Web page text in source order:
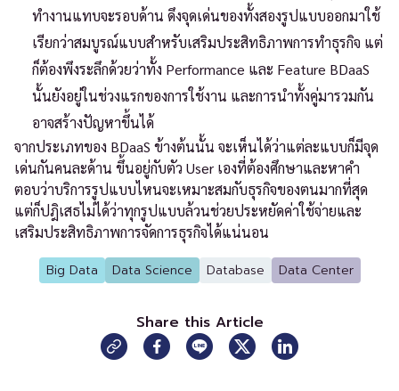
ทำงานแทบจะรอบด้าน ดึงจุดเด่นของทั้งสองรูปแบบออกมาใช้
เรียกว่าสมบูรณ์แบบสำหรับเสริมประสิทธิภาพการทำธุรกิจ แต่
ก็ต้องพึงระลึกด้วยว่าทั้ง Performance และ Feature BDaaS
นั้นยังอยู่ในช่วงแรกของการใช้งาน และการนำทั้งคู่มารวมกัน
อาจสร้างปัญหาขึ้นได้
จากประเภทของ BDaaS ข้างต้นนั้น จะเห็นได้ว่าแต่ละแบบก็มีจุด
เด่นกันคนละด้าน ขึ้นอยู่กับตัว User เองที่ต้องศึกษาและหาคำ
ตอบว่าบริการรูปแบบไหนจะเหมาะสมกับธุรกิจของตนมากที่สุด
แต่ก็ปฎิเสธไม่ได้ว่าทุกรูปแบบล้วนช่วยประหยัดค่าใช้จ่ายและ
เสริมประสิทธิภาพการจัดการธุรกิจได้แน่นอน
Big Data Data Science Database Data Center
Share this Article